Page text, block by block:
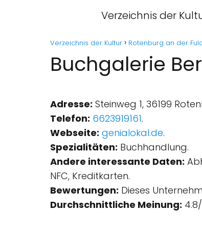
Verzeichnis der
Verzeichnis der Kultur Rotenburg an der
Buchgalerie
Adresse: Steinweg 1, 36199
Telefon: 6623919161.
Webseite: genialokal.de.
Spezialitäten: Buchhandlung.
Andere interessante Daten:
NFC, Kreditkarten.
Bewertungen: Dieses
Durchschnittliche Meinung: